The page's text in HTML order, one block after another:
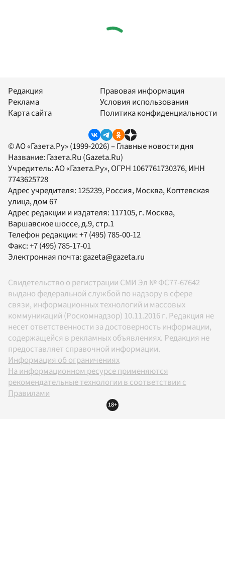
Редакция
Реклама
Карта сайта
Правовая информация
Условия использования
Политика конфиденциальности
© АО «Газета.Ру» (1999-2026) – Главные новости дня
Название: Газета.Ru (Gazeta.Ru)
Учредитель:АО «Газета.Ру», ОГРН 1067761730376, ИНН
7743625728
Адрес учредителя: 125239, Россия, Москва, Коптевская
улица, дом 67
Адрес редакции и издателя: 117105, г. Москва,
Варшавское шоссе, д.9, стр.1
Телефон редакции:+7 (495) 785-00-12
Факс:+7 (495) 785-17-01
Электронная почта:gazeta@gazeta.ru
Свидетельство о регистрации СМИ Эл № ФС77-67642
выдано федеральной службой по надзору в сфере
связи, информационных технологий и массовых
коммуникаций (Роскомнадзор) 10.11.2016 г. Редакция не
несет ответственности за достоверность информации,
содержащейся в рекламных объявлениях. Редакция не
предоставляет справочной информации.
Информация об ограничениях
На информационном ресурсе применяются
рекомендательные технологии в соответствии с
Правилами
18+